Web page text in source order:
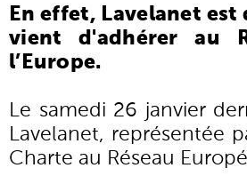
En effet, Lavelanet
vient d'adhérer au
l’Europe.
Le samedi 26 janvier
Lavelanet, représentée
Charte au Réseau